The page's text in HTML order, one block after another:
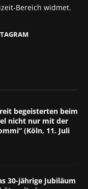
Bereich widmet.
begeisterten beim
nicht nur mit der
(Köln, 11. Juli
30-jährige Jubiläum